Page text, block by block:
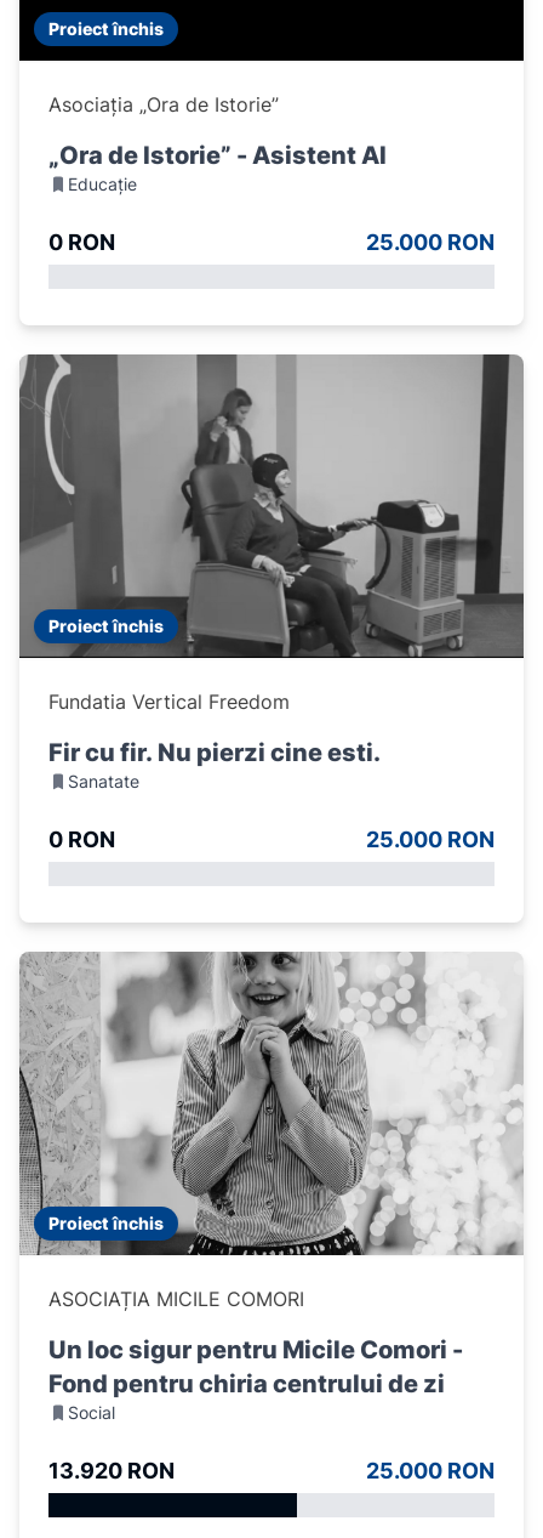
Proiect închis
Asociația „Ora de Istorie”
„Ora de Istorie” - Asistent AI
Educație
0 RON 25.000 RON
Proiect închis
Fundatia Vertical Freedom
Fir cu fir. Nu pierzi cine esti.
Sanatate
0 RON 25.000 RON
Proiect închis
ASOCIAȚIA MICILE COMORI
Un loc sigur pentru Micile Comori -
Fond pentru chiria centrului de zi
Social
13.920 RON 25.000 RON